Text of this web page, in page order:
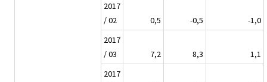
2017
/ 02
0,5 -0,5
-1,0
2017
/ 03
7,2 8,3
1,1
2017